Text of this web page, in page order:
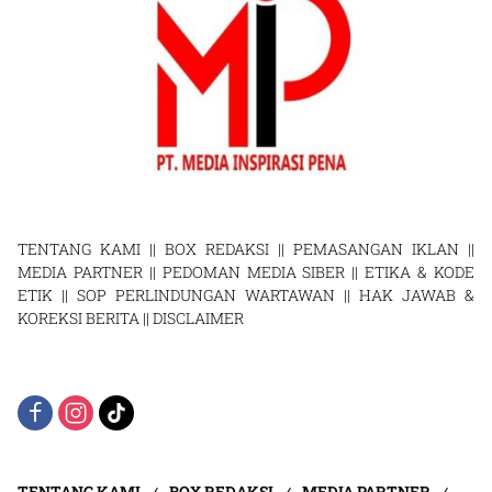
TENTANG KAMI || BOX REDAKSI || PEMASANGAN IKLAN ||
MEDIA PARTNER || PEDOMAN MEDIA SIBER ||ETIKA & KODE
ETIK || SOP PERLINDUNGAN WARTAWAN || HAK JAWAB &
KOREKSI BERITA || DISCLAIMER